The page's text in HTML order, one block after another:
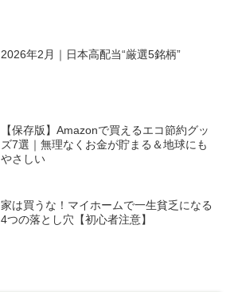
2026年2月｜日本高配当“厳選5銘柄”
【保存版】Amazonで買えるエコ節約グッ
ズ7選｜無理なくお金が貯まる＆地球にも
やさしい
家は買うな！マイホームで一生貧乏になる
4つの落とし穴【初心者注意】